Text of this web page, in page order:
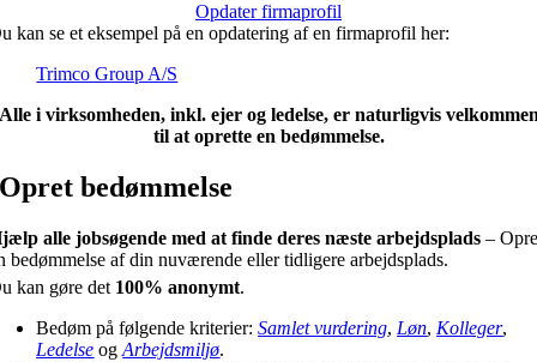
Opdater firmaprofil
kan se et eksempel på en opdatering af en firmaprofil her:
Trimco Group A/S
i virksomheden, inkl. ejer og ledelse, er naturligvis
til at oprette en bedømmelse.
Opret bedømmelse
alle jobsøgende med at finde deres næste arbejdsplads –
bedømmelse af din nuværende eller tidligere arbejdsplads.
kan gøre det 100% anonymt.
Bedøm på følgende kriterier:Samlet vurdering, Løn, Kolleger,
Ledelse ogArbejdsmiljø.